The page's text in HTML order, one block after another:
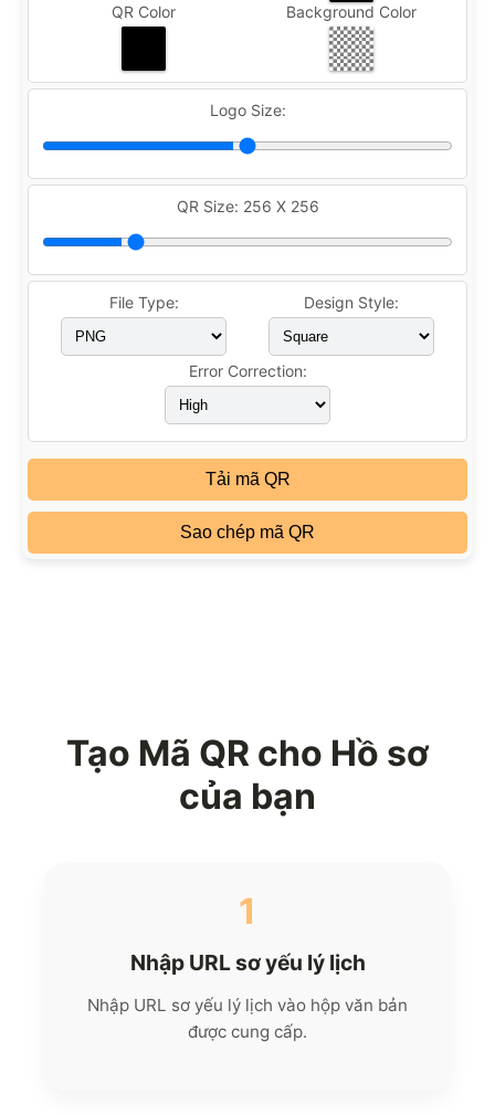
QR Color Background Color
Logo Size:
QR Size: 256 X 256
File Type: Design Style:
Error Correction:
Tải mã QR
Sao chép mã QR
Tạo Mã QR cho Hồ sơ
của bạn
1
Nhập URL sơ yếu lý lịch
Nhập URL sơ yếu lý lịch vào hộp văn bản
được cung cấp.